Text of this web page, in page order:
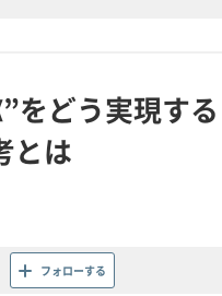
をどう実現す
とは
フォローする